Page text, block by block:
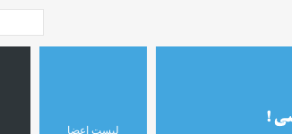
لیست اعضا